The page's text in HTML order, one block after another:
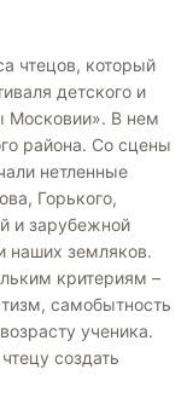
чтецов, который
детского и
Московии». В нем
района. Со сцены
нетленные
Горького,
и зарубежной
наших земляков.
критериям –
самобытность
ученика.
создать